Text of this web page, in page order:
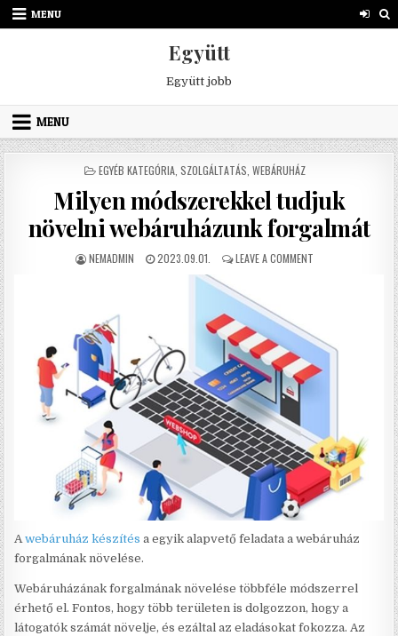
Skip to content
MENU
Együtt
Együtt jobb
MENU
POSTED IN
EGYÉB KATEGÓRIA, SZOLGÁLTATÁS WEBÁRUHÁZ
Milyen módszerekkel tudjuk
növelni webáruházunk forgalmát
AUTHOR:
NEMADMIN PUBLISHED DATE:
2023.09.01. LEAVE A COMMENT ON MILYEN
Awebáruház készítés a egyik alapvető feladata a webáruház
forgalmának növelése.
Webáruházának forgalmának növelése többféle módszerrel
érhető el. Fontos, hogy több területen is dolgozzon, hogy a
látogatók számát növelje, és ezáltal az eladásokat fokozza. Az